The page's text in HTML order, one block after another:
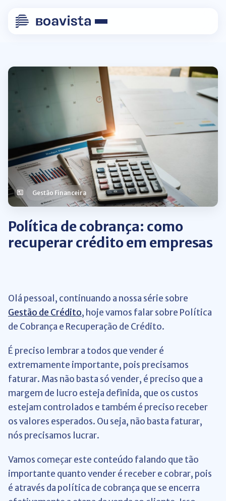
Gestão Financeira
Política de cobrança: como
recuperar crédito em empresas
Olá pessoal, continuando a nossa série sobre
Gestão de Crédito, hoje vamos falar sobre Política
de Cobrança e Recuperação de Crédito.
É preciso lembrar a todos que vender é
extremamente importante, pois precisamos
faturar. Mas não basta só vender, é preciso que a
margem de lucro esteja definida, que os custos
estejam controlados e também é preciso receber
os valores esperados. Ou seja, não basta faturar,
nós precisamos lucrar.
Vamos começar este conteúdo falando que tão
importante quanto vender é receber e cobrar, pois
é através da política de cobrança que se encerra